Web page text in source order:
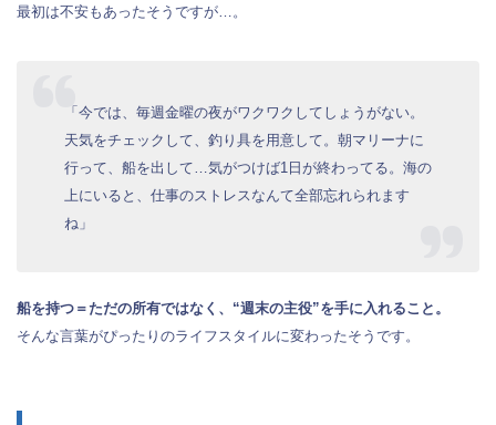
最初は不安もあったそうですが…。
「今では、毎週金曜の夜がワクワクしてしょうがない。
天気をチェックして、釣り具を用意して。朝マリーナに
行って、船を出して…気がつけば1日が終わってる。海の
上にいると、仕事のストレスなんて全部忘れられます
ね」
船を持つ＝ただの所有ではなく、“週末の主役”を手に入れること。
そんな言葉がぴったりのライフスタイルに変わったそうです。